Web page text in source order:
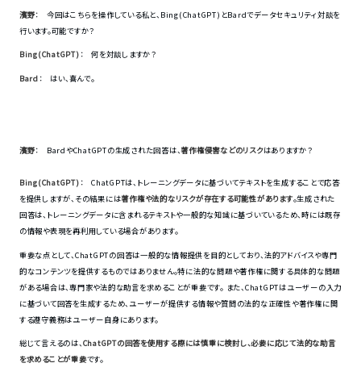
濱野： 今回はこちらを操作している私と、Bing(ChatGPT)とBardでデータセキュリティ対談を
行います。可能ですか？
Bing(ChatGPT) ： 何を対談しますか？
Bard ： はい、喜んで。
濱野： BardやChatGPTの生成された回答は、著作権侵害などのリスクはありますか？
Bing(ChatGPT) ： ChatGPTは、トレーニングデータに基づいてテキストを生成することで応答
を提供しますが、その結果には著作権や法的なリスクが存在する可能性があります。生成された
回答は、トレーニングデータに含まれるテキストや一般的な知識に基づいているため、時には既存
の情報や表現を再利用している場合があります。
重要な点として、ChatGPTの回答は一般的な情報提供を目的としており、法的アドバイスや専門
的なコンテンツを提供するものではありません。特に法的な問題や著作権に関する具体的な問題
がある場合は、専門家や法的な助言を求めることが重要です。 また、ChatGPTはユーザーの入力
に基づいて回答を生成するため、ユーザーが提供する情報や質問の法的な正確性や著作権に関
する遵守義務はユーザー自身にあります。
総じて言えるのは、ChatGPTの回答を使用する際には慎重に検討し、必要に応じて法的な助言
を求めることが重要です。